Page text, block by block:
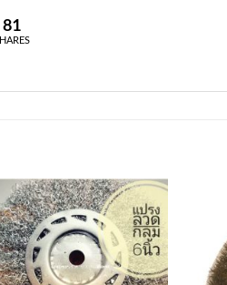
81
เพิ่มเข้า
ใน
รายการ
ที่